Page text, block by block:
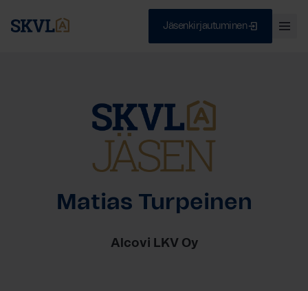
Jäsenkirjautuminen
Matias Turpeinen
Alcovi LKV Oy